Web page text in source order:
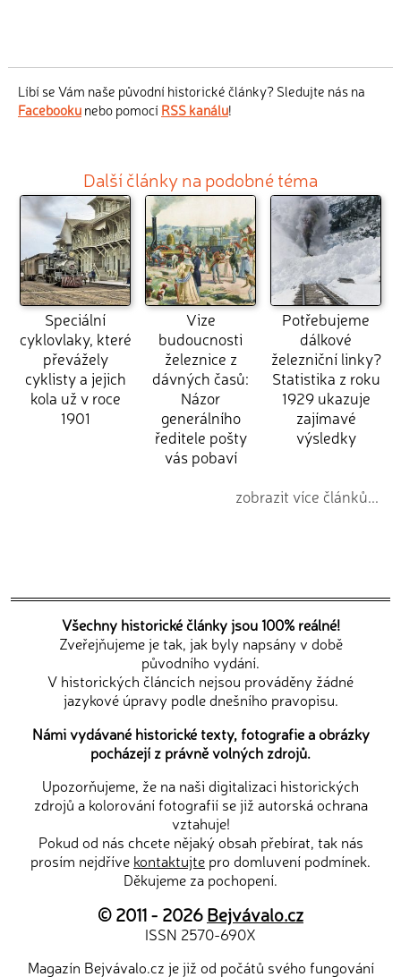
Líbí se Vám naše původní historické články? Sledujte nás na
Facebookunebo pomocí RSS kanálu!
Další články na podobné téma
Speciální
cyklovlaky, které
převážely
cyklisty a jejich
kola už v roce
1901
Vize
budoucnosti
železnice z
dávných časů:
Názor
generálního
ředitele pošty
vás pobaví
Potřebujeme
dálkové
železniční linky?
Statistika z roku
1929 ukazuje
zajímavé
výsledky
zobrazit více článků...
Všechny historické články jsou 100% reálné!
Zveřejňujeme je tak, jak byly napsány v době
původního vydání.
V historických článcích nejsou prováděny žádné
jazykové úpravy podle dnešního pravopisu.
Námi vydávané historické texty, fotografie a obrázky
pocházejí z právně volných zdrojů.
Upozorňujeme, že na naši digitalizaci historických
zdrojů a kolorování fotografií se již autorská ochrana
vztahuje!
Pokud od nás chcete nějaký obsah přebírat, tak nás
prosím nejdříve kontaktujte pro domluvení podmínek.
Děkujeme za pochopení.
© 2011 - 2026Bejvávalo.cz
ISSN 2570-690X
Magazín Bejvávalo.cz je již od počátů svého fungování